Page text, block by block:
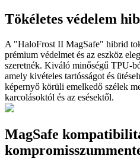
Tökéletes védelem
A "HaloFrost II MagSafe" hibrid
prémium védelmet és az eszköz
szeretnék. Kiváló minőségű TPU-
amely kivételes tartósságot és
képernyő körüli emelkedő szélek
karcolásoktól és az esésektől.
MagSafe